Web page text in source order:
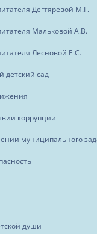
Дегтяревой М.Г.
Мальковой А.В.
Лесновой Е.С.
детский сад
коррупции
муниципального
души